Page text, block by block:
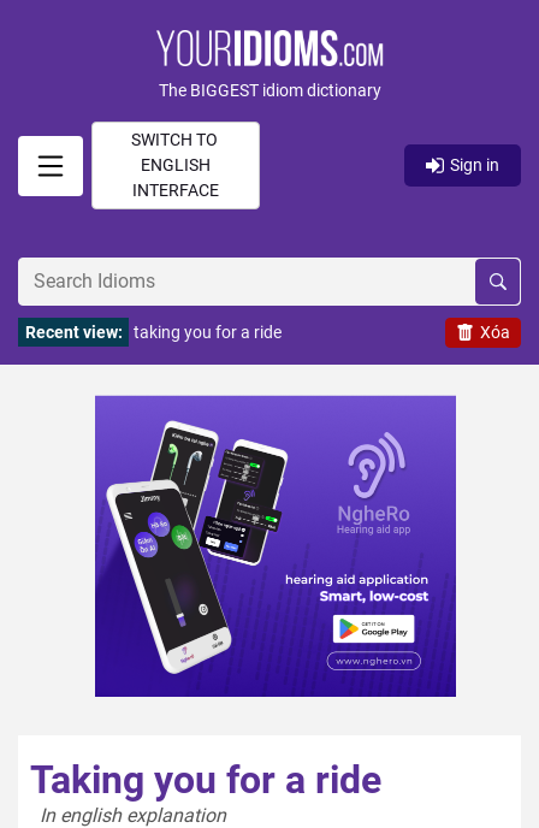
The BIGGEST idiom dictionary
SWITCH TO
ENGLISH
INTERFACE
Sign in
Xóa
Recent view: taking you for a ride
Taking you for a ride
In english explanation